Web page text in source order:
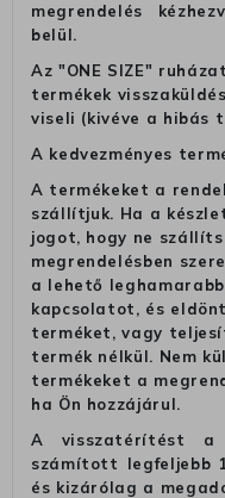
megrendelés
belül.
Az "ONE SIZE"
termékek
viseli (kivéve a hibás
A kedvezményes
A termékeket a
szállítjuk. Ha a
jogot, hogy ne
megrendelésben
a lehető
kapcsolatot, és
terméket, vagy
termék nélkül. Nem
termékeket a
ha Ön hozzájárul.
A visszatérítést a
számított legfeljebb
és kizárólag a